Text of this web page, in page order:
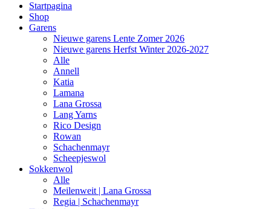
Startpagina
Shop
Garens
Nieuwe garens Lente Zomer 2026
Nieuwe garens Herfst Winter 2026-2027
Alle
Annell
Katia
Lamana
Lana Grossa
Lang Yarns
Rico Design
Rowan
Schachenmayr
Scheepjeswol
Sokkenwol
Alle
Meilenweit | Lana Grossa
Regia | Schachenmayr